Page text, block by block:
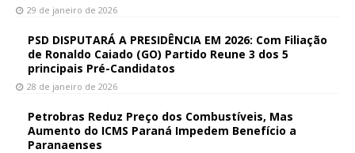
29 de janeiro de 2026
PSD DISPUTARÁ A PRESIDÊNCIA EM 2026: Com Filiação
de Ronaldo Caiado (GO) Partido Reune 3 dos 5
principais Pré-Candidatos
28 de janeiro de 2026
Petrobras Reduz Preço dos Combustíveis, Mas
Aumento do ICMS Paraná Impedem Benefício a
Paranaenses